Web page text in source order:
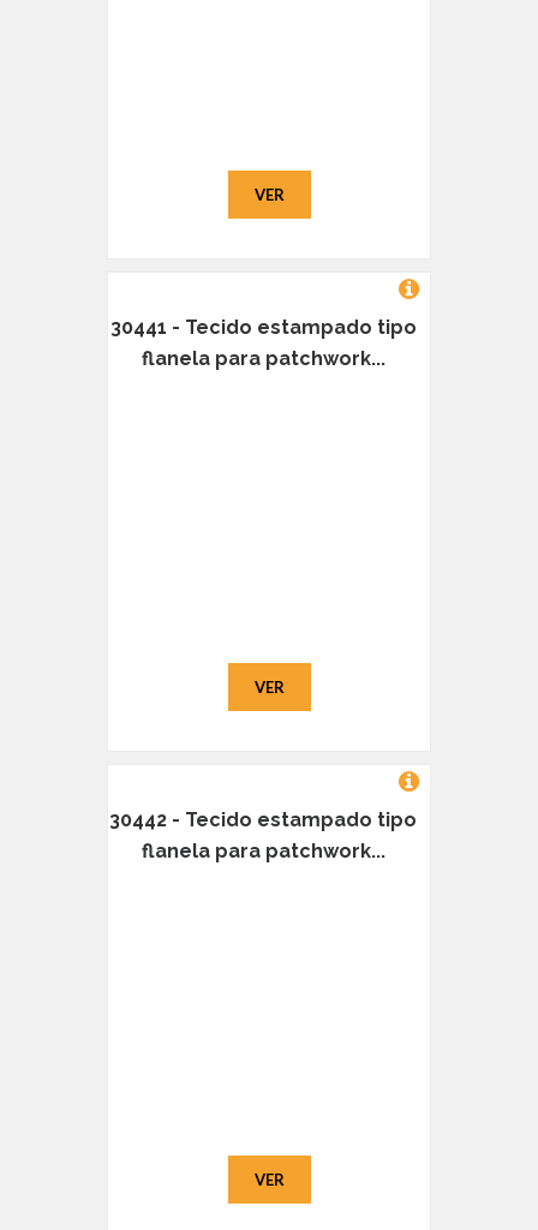
VER
30441 - Tecido estampado tipo
flanela para patchwork...
VER
30442 - Tecido estampado tipo
flanela para patchwork...
VER